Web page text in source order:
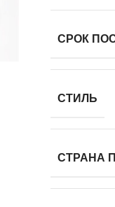
СРОК
СТИЛЬ
СТРАНА